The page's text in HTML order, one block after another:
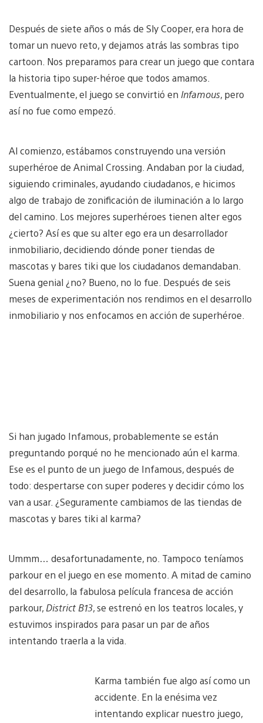
Después de siete años o más de Sly Cooper, era hora de
tomar un nuevo reto, y dejamos atrás las sombras tipo
cartoon. Nos preparamos para crear un juego que contara
la historia tipo super-héroe que todos amamos.
Eventualmente, el juego se convirtió en Infamous, pero
así no fue como empezó.
Al comienzo, estábamos construyendo una versión
superhéroe de Animal Crossing. Andaban por la ciudad,
siguiendo criminales, ayudando ciudadanos, e hicimos
algo de trabajo de zonificación de iluminación a lo largo
del camino. Los mejores superhéroes tienen alter egos
¿cierto? Así es que su alter ego era un desarrollador
inmobiliario, decidiendo dónde poner tiendas de
mascotas y bares tiki que los ciudadanos demandaban.
Suena genial ¿no? Bueno, no lo fue. Después de seis
meses de experimentación nos rendimos en el desarrollo
inmobiliario y nos enfocamos en acción de superhéroe.
Si han jugado Infamous, probablemente se están
preguntando porqué no he mencionado aún el karma.
Ese es el punto de un juego de Infamous, después de
todo: despertarse con super poderes y decidir cómo los
van a usar. ¿Seguramente cambiamos de las tiendas de
mascotas y bares tiki al karma?
Ummm… desafortunadamente, no. Tampoco teníamos
parkour en el juego en ese momento. A mitad de camino
del desarrollo, la fabulosa película francesa de acción
parkour, District B13, se estrenó en los teatros locales, y
estuvimos inspirados para pasar un par de años
intentando traerla a la vida.
Karma también fue algo así como un
accidente. En la enésima vez
intentando explicar nuestro juego,